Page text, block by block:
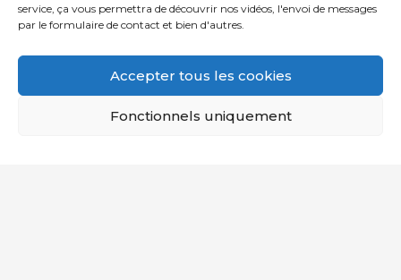
service, ça vous permettra de découvrir nos vidéos, l'envoi de messages
par le formulaire de contact et bien d'autres.
Accepter tous les cookies
Fonctionnels uniquement